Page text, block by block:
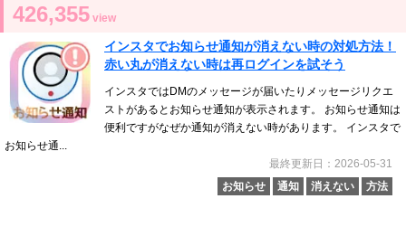
426,355 view
インスタでお知らせ通知が消えない時の対処方法！
赤い丸が消えない時は再ログインを試そう
インスタではDMのメッセージが届いたりメッセージリクエ
ストがあるとお知らせ通知が表示されます。 お知らせ通知は
便利ですがなぜか通知が消えない時があります。 インスタで
お知らせ通...
最終更新日：2026-05-31
お知らせ
通知 消えない 方法